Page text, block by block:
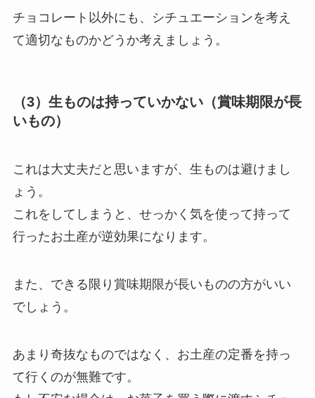
チョコレート以外にも、シチュエーションを考え
て適切なものかどうか考えましょう。
（3）生ものは持っていかない（賞味期限が長
いもの）
これは大丈夫だと思いますが、生ものは避けまし
ょう。
これをしてしまうと、せっかく気を使って持って
行ったお土産が逆効果になります。
また、できる限り賞味期限が長いものの方がいい
でしょう。
あまり奇抜なものではなく、お土産の定番を持っ
て行くのが無難です。